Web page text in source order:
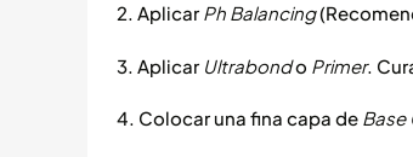
2. Aplicar Ph Balancing
3. Aplicar Ultrabondo Primer.
4. Colocar una fina capa de Base